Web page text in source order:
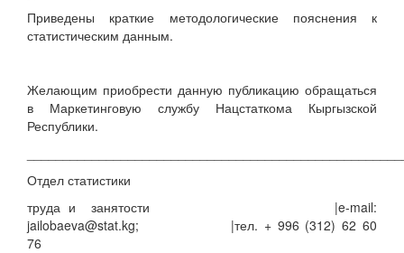
Приведены краткие методологические пояснения к
статистическим данным.
Желающим приобрести данную публикацию обращаться
в Маркетинговую службу Нацстаткома Кыргызской
Республики.
Отдел статистики
труда и занятости |e-mail:
jailobaeva@stat.kg; |тел. + 996 (312) 62 60
76